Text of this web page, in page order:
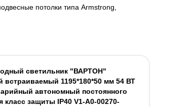
потолки типа Armstrong,
светильник "ВАРТОН"
встраиваемый 1195*180*50 мм 54 ВТ
автономный постоянного
класс защиты IP40 V1-A0-00270-